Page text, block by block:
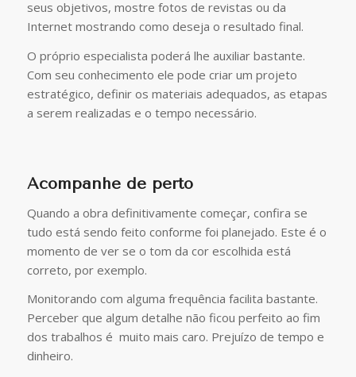
seus objetivos, mostre fotos de revistas ou da
Internet mostrando como deseja o resultado final.
O próprio especialista poderá lhe auxiliar bastante.
Com seu conhecimento ele pode criar um projeto
estratégico, definir os materiais adequados, as etapas
a serem realizadas e o tempo necessário.
Acompanhe de perto
Quando a obra definitivamente começar, confira se
tudo está sendo feito conforme foi planejado. Este é o
momento de ver se o tom da cor escolhida está
correto, por exemplo.
Monitorando com alguma frequência facilita bastante.
Perceber que algum detalhe não ficou perfeito ao fim
dos trabalhos é muito mais caro. Prejuízo de tempo e
dinheiro.